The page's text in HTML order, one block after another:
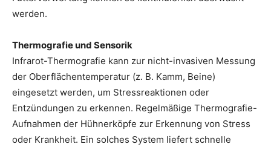
werden.
Thermografie und Sensorik
Infrarot-Thermografie kann zur nicht-invasiven Messung
der Oberflächentemperatur (z. B. Kamm, Beine)
eingesetzt werden, um Stressreaktionen oder
Entzündungen zu erkennen. Regelmäßige Thermografie-
Aufnahmen der Hühnerköpfe zur Erkennung von Stress
oder Krankheit. Ein solches System liefert schnelle